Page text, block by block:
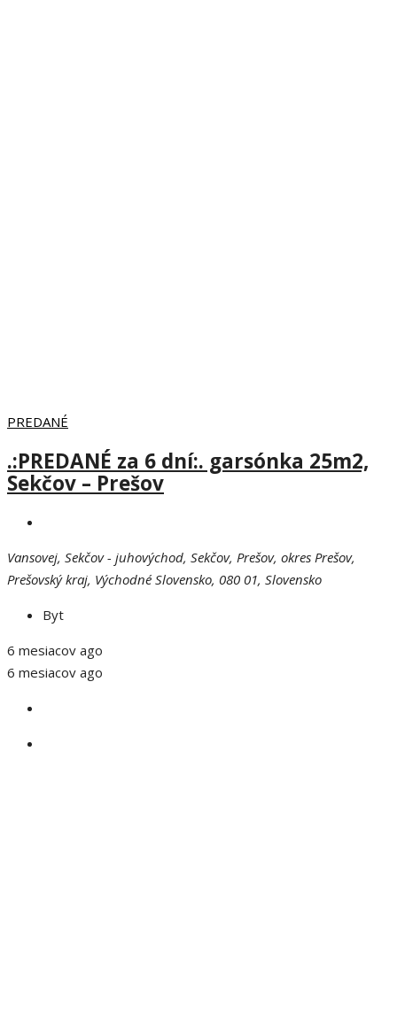
PREDANÉ
.:PREDANÉ za 6 dní:. garsónka 25m2,
Sekčov – Prešov
Vansovej, Sekčov - juhovýchod, Sekčov, Prešov, okres Prešov,
Prešovský kraj, Východné Slovensko, 080 01, Slovensko
Byt
6 mesiacov ago
6 mesiacov ago